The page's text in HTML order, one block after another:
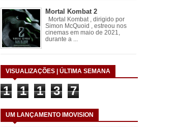
Mortal Kombat 2
Mortal Kombat , dirigido por
Simon McQuoid , estreou nos
cinemas em maio de 2021,
durante a ...
VISUALIZAÇÕES | ÚLTIMA SEMANA
1 1 1 3 7
UM LANÇAMENTO IMOVISION